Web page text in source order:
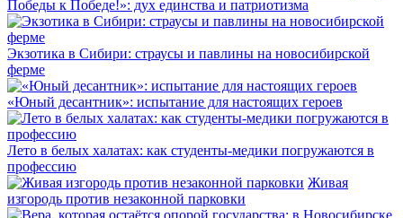
Победы к Победе!»: дух единства и патриотизма
Экзотика в Сибири: страусы и павлины на новосибирской
ферме
«Юный десантник»: испытание для настоящих героев
Лето в белых халатах: как студенты-медики погружаются в
профессию
Живая
изгородь против незаконной парковки